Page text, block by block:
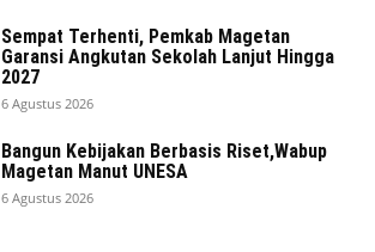
Sempat Terhenti, Pemkab Magetan
Garansi Angkutan Sekolah Lanjut Hingga
2027
6 Agustus 2026
Bangun Kebijakan Berbasis Riset,Wabup
Magetan Manut UNESA
6 Agustus 2026